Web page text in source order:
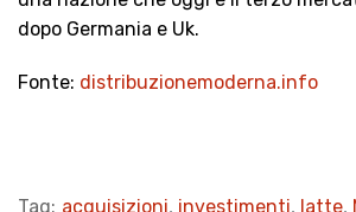
dopo Germania e Uk.
Fonte: distribuzionemoderna.info
Tag: acquisizioni, investimenti, latte,